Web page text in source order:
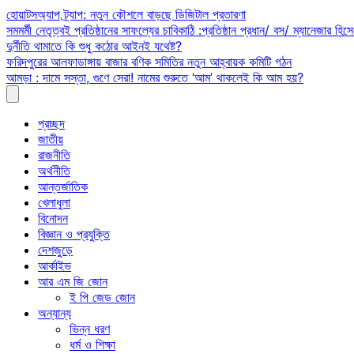
Skip
to
content
হোয়াটসঅ্যাপ ট্র্যাপ: নতুন কৌশলে বাড়ছে ডিজিটাল প্রতারণা
সমমর্মী নেতৃত্বই প্রতিষ্ঠানের সাফল্যের চাবিকাঠি :প্রতিষ্ঠান প্রধান/ বস/ ম্যানেজার
দুর্নীতি থামাতে কি শুধু কঠোর আইনই যথেষ্ট?
ফরিদপুরের আলফাডাঙ্গায় বাজার বণিক সমিতির নতুন আহ্বায়ক কমিটি গঠন
আমড়া : দামে সস্তা, গুণে সেরা! নামের শুরুতে ‘আম’ থাকলেই কি আম হয়?
প্রচ্ছদ
জাতীয়
রাজনীতি
অর্থনীতি
আন্তর্জাতিক
খেলাধুলা
বিনোদন
বিজ্ঞান ও প্রযুক্তি
দেশজুড়ে
আর্কাইভ
আর এম জি জোন
ই পি জেড জোন
অন্যান্য
ভিন্ন ধরণ
ধর্ম ও শিক্ষা